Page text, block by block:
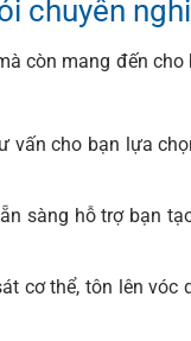
chuyên
còn mang đến cho
vấn cho bạn lựa
sàng hỗ trợ bạn
cơ thể, tôn lên vóc